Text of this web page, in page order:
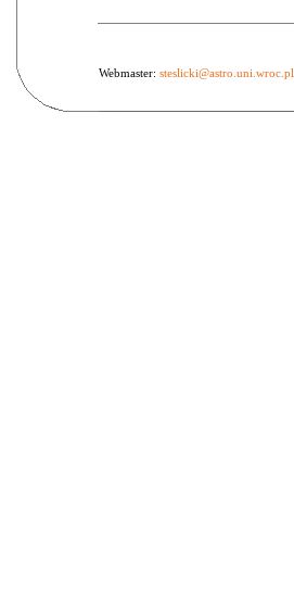
Webmaster: steslicki@astro.uni.wroc.pl